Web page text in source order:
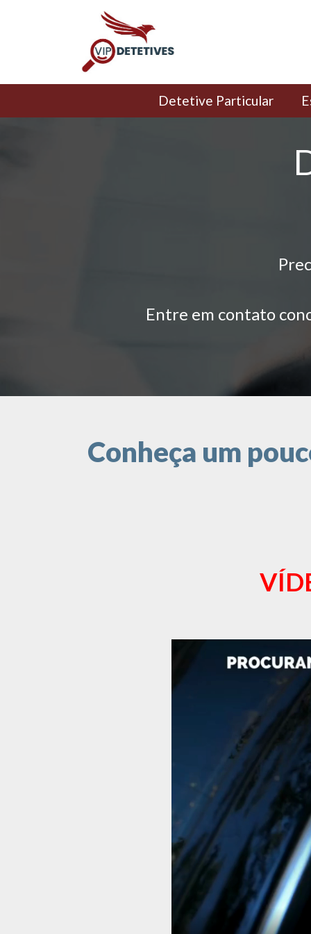
Detetive Particular
Entre em contato
Conheça um